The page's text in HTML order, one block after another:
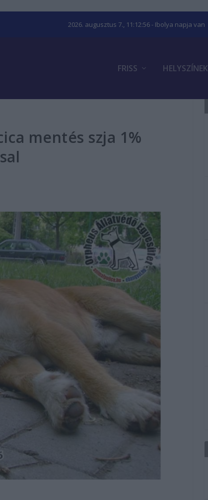
2026. augusztus 7., 11:12:57- Ibolya napja van
FRISS HELYSZÍNEK
mentés szja 1%